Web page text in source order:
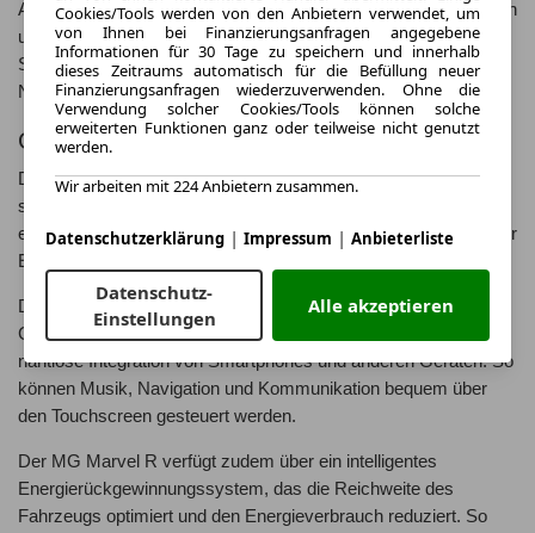
Assistenzsystemen ausgestattet, die die Fahrsicherheit erhöhen
und den Komfort steigern. Dazu gehören unter anderem ein
Spurhalteassistent, ein adaptiver Tempomat und ein
Notbremsassistent.
Gut zu wissen
Der MG Marvel R bietet nicht nur ein aufregendes Fahrerlebnis,
sondern auch ein hohes Maß an Komfort und Funktionalität. Mit
einem großzügigen Kofferraumvolumen von 480 Litern bietet der
Elektro-SUV ausreichend Platz für Gepäck und Einkäufe.
Das Infotainmentsystem des MG Marvel R ist mit Apple
CarPlay und Android Auto kompatibel und ermöglicht eine
nahtlose Integration von Smartphones und anderen Geräten. So
können Musik, Navigation und Kommunikation bequem über
den Touchscreen gesteuert werden.
Der MG Marvel R verfügt zudem über ein intelligentes
Energierückgewinnungssystem, das die Reichweite des
Fahrzeugs optimiert und den Energieverbrauch reduziert. So
Cookies/Tools werden von den Anbietern verwendet, um
von Ihnen bei Finanzierungsanfragen angegebene
Informationen für 30 Tage zu speichern und innerhalb
dieses Zeitraums automatisch für die Befüllung neuer
Finanzierungsanfragen wiederzuverwenden. Ohne die
Verwendung solcher Cookies/Tools können solche
erweiterten Funktionen ganz oder teilweise nicht genutzt
werden.
Wir arbeiten mit 224 Anbietern zusammen.
Datenschutzerklärung | Impressum | Anbieterliste
Datenschutz-
Einstellungen
Alle akzeptieren